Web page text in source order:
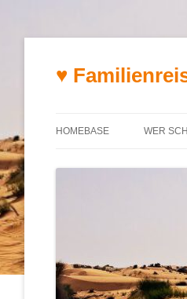
♥
HOMEBASE WER